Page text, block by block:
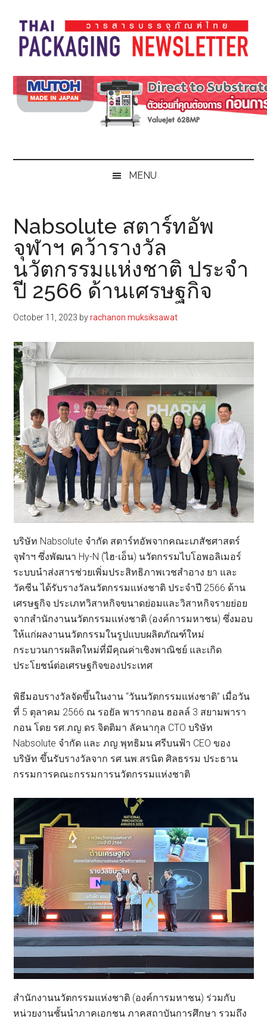
main
content
secondary
menu
primary
sidebar
footer
Thai
Pack
Magazine
Pack
Magazine
MENU
Nabsolute สตาร์ทอัพ
จุฬาฯ คว้ารางวัล
นวัตกรรมแห่งชาติ ประจำ
ปี 2566 ด้านเศรษฐกิจ
October 11, 2023 byrachanon muksiksawat
บริษัท Nabsolute จำกัด สตาร์ทอัพจากคณะเภสัชศาสตร์
จุฬาฯ ซึ่งพัฒนา Hy-N (ไฮ-เอ็น) นวัตกรรมไบโอพอลิเมอร์
ระบบนำส่งสารช่วยเพิ่มประสิทธิภาพเวชสำอาง ยา และ
วัคซีน ได้รับรางวัลนวัตกรรมแห่งชาติ ประจำปี 2566 ด้าน
เศรษฐกิจ ประเภทวิสาหกิจขนาดย่อมและวิสาหกิจรายย่อย
จากสำนักงานนวัตกรรมแห่งชาติ (องค์การมหาชน) ซึ่งมอบ
ให้แก่ผลงานนวัตกรรมในรูปแบบผลิตภัณฑ์ใหม่
กระบวนการผลิตใหม่ที่มีคุณค่าเชิงพาณิชย์ และเกิด
ประโยชน์ต่อเศรษฐกิจของประเทศ
พิธีมอบรางวัลจัดขึ้นในงาน “วันนวัตกรรมแห่งชาติ” เมื่อวัน
ที่ 5 ตุลาคม 2566 ณ รอยัล พารากอน ฮอลล์ 3 สยามพารา
กอน โดย รศ.ภญ.ดร.จิตติมา ลัคนากุล CTO บริษัท
Nabsolute จำกัด และ ภญ.พุทธิมน ศรีบนฟ้า CEO ของ
บริษัท ขึ้นรับรางวัลจาก รศ.นพ.สรนิต ศิลธรรม ประธาน
กรรมการคณะกรรมการนวัตกรรมแห่งชาติ
สำนักงานนวัตกรรมแห่งชาติ (องค์การมหาชน) ร่วมกับ
หน่วยงานชั้นนำภาคเอกชน ภาคสถาบันการศึกษา รวมถึง